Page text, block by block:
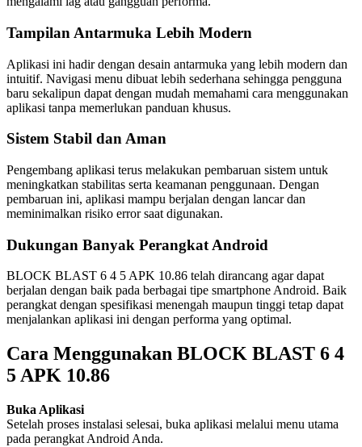
Tampilan Antarmuka Lebih Modern
Aplikasi ini hadir dengan desain antarmuka yang lebih modern dan
intuitif. Navigasi menu dibuat lebih sederhana sehingga pengguna
baru sekalipun dapat dengan mudah memahami cara menggunakan
aplikasi tanpa memerlukan panduan khusus.
Sistem Stabil dan Aman
Pengembang aplikasi terus melakukan pembaruan sistem untuk
meningkatkan stabilitas serta keamanan penggunaan. Dengan
pembaruan ini, aplikasi mampu berjalan dengan lancar dan
meminimalkan risiko error saat digunakan.
Dukungan Banyak Perangkat Android
BLOCK BLAST 6 4 5 APK 10.86 telah dirancang agar dapat
berjalan dengan baik pada berbagai tipe smartphone Android. Baik
perangkat dengan spesifikasi menengah maupun tinggi tetap dapat
menjalankan aplikasi ini dengan performa yang optimal.
Cara Menggunakan BLOCK BLAST 6 4
5 APK 10.86
Buka Aplikasi
Setelah proses instalasi selesai, buka aplikasi melalui menu utama
pada perangkat Android Anda.